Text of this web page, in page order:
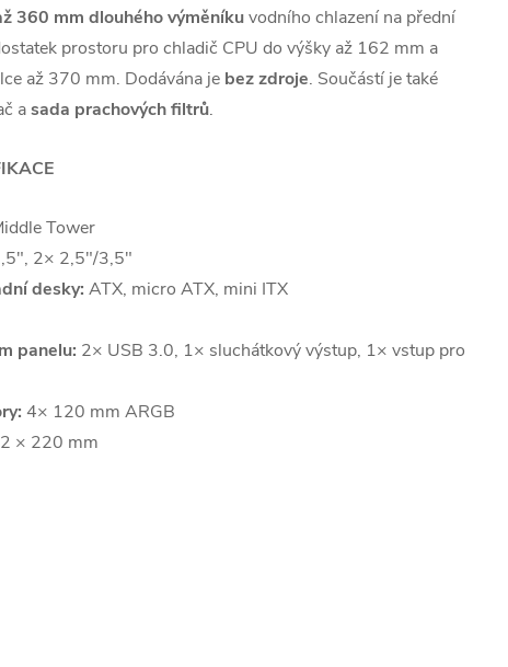
360 mm dlouhého výměníkuvodního chlazení na přední
prostoru pro chladič CPU do výšky až 162 mm a
až 370 mm. Dodávána je bez zdroje. Součástí je také
asada prachových filtrů.
Tower
2× 2,5"/3,5"
desky: ATX, micro ATX, mini ITX
panelu: 2× USB 3.0, 1× sluchátkový výstup, 1× vstup pro
4× 120 mm ARGB
× 220 mm